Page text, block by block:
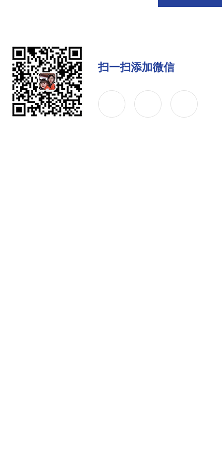
扫一扫添加微信